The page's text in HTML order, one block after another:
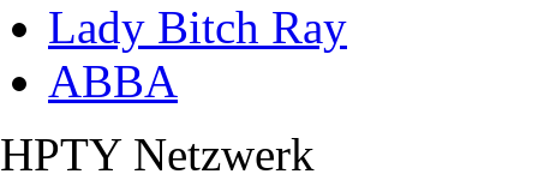
Lady Bitch Ray
ABBA
HPTY Netzwerk